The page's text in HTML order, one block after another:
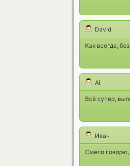
David
Как всегда,
Ai
Всё супер,
Иван
Смело говорю,